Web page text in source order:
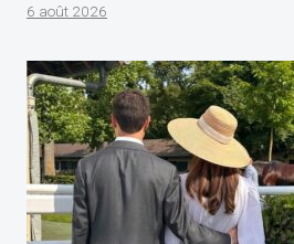
6 août 2026